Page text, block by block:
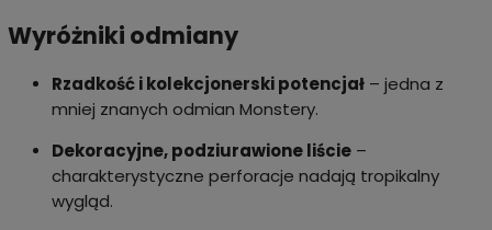
Wyróżniki odmiany
Rzadkość i kolekcjonerski potencjał– jedna z
mniej znanych odmian Monstery.
Dekoracyjne, podziurawione liście–
charakterystyczne perforacje nadają tropikalny
wygląd.